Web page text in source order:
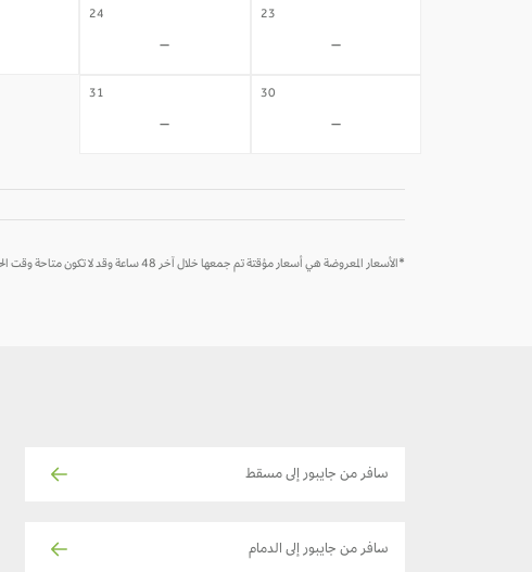
23
-
24
-
30
-
31
-
*الأسعار المعروضة هي أسعار مؤقتة تم جمعها خلال آخر 48 ساعة وقد لا تكون متاحة وقت الحجز
سافر من جايبور إلى مسقط
سافر من جايبور إلى الدمام